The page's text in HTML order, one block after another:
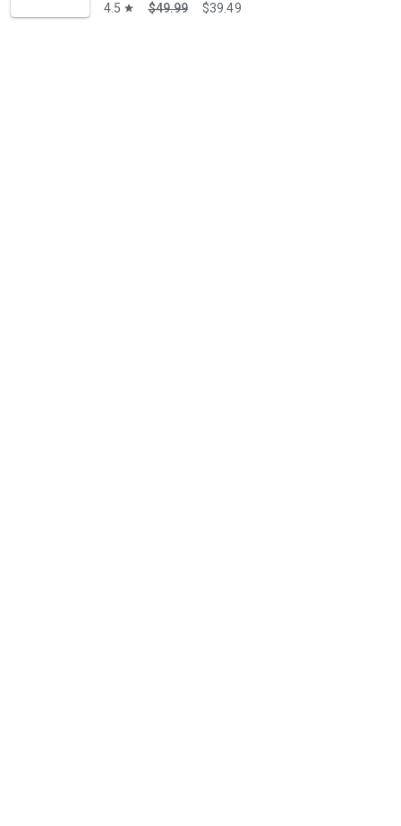
4.5 star $49.99 $39.49